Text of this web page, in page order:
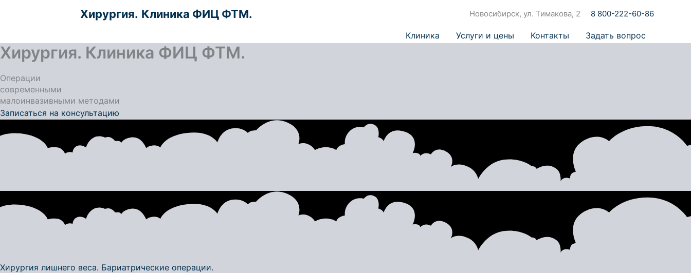
Хирургия. Клиника ФИЦ ФТМ. Новосибирск, ул. Тимакова, 2 8 800-222-60-86
Клиника Услуги и цены Контакты Задать вопрос
Хирургия. Клиника ФИЦ ФТМ.
Операции
современными
малоинвазивными методами
Записаться на консультацию
Хирургия лишнего веса. Бариатрические операции.